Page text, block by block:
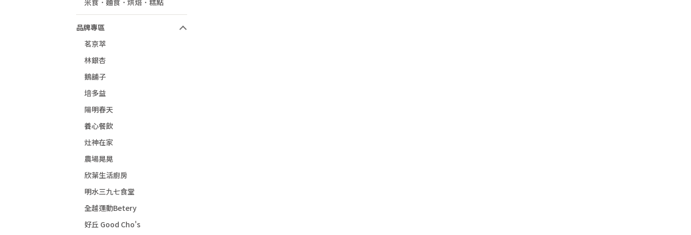
米食．麵食．烘焙．糕點
品牌專區
茗京萃
林銀杏
鵝舖子
培多益
陽明春天
養心餐飲
灶神在家
農場晃晃
欣葉生活廚房
明水三九七食堂
全越運動Betery
好丘​ Good Cho's